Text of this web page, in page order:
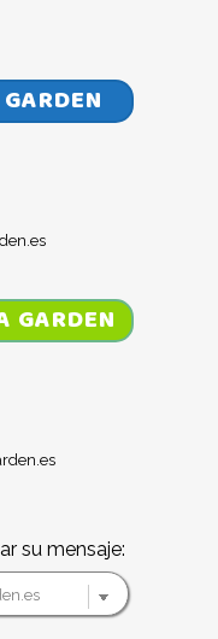
GARDEN
su mensaje: